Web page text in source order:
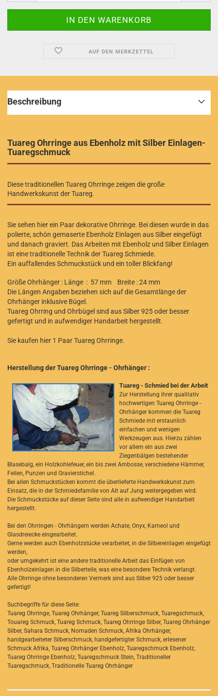
AUF DEN MERKZETTEL
Beschreibung
Tuareg Ohrringe aus Ebenholz mit Silber Einlagen-
Tuaregschmuck
Diese traditionellen Tuareg Ohrringe zeigen die große
Handwerkskunst der Tuareg.
Sie sehen hier ein Paar dekorative Ohrringe. Bei diesen wurde in das
polierte, schön gemaserte Ebenholz Einlagen aus Silber eingefügt
und danach graviert. Das Arbeiten mit Ebenholz und Silber Einlagen
ist eine traditionelle Technik der Tuareg Schmiede.
Ein auffallendes Schmuckstück und ein toller Blickfang!
Größe Ohrhänger : Länge : 57 mm Breite : 24 mm
Die Längen Angaben beziehen sich auf die Gesamtlänge der
Ohrhänger inklusive Bügel.
Tuareg Ohrring und Ohrbügel sind aus Silber 925 oder besser
gefertigt und in aufwendiger Handarbeit hergestellt.
Sie kaufen hier 1 Paar Tuareg Ohrringe.
Herstellung der Tuareg Ohrringe - Ohrhänger :
Tuareg - Schmied bei der Arbeit
Zur Herstellung ihrer qualitativ
hochwertigen Tuareg Ohrringe -
Ohrhänger kommen die Tuareg
Schmiede mit erstaunlich
einfachen und wenigen
Werkzeugen aus. Hierzu zählen
vor allem ein aus zwei
Ziegenbälgen bestehender
Blasebalg, ein Holzkohlefeuer, ein bis zwei Ambosse, verschiedene Hämmer,
Feilen, Punzen und Gravierstichel.
Bei allen Schmuckstücken kommt die überlieferte Handwerkskunst zum
Einsatz, die in der Schmiedefamilie von Alt auf Jung weitergegeben wird.
Die Schmuckstücke auf dieser Seite sind alle in aufwendiger Handarbeit
hergestellt.
Bei den Ohrringen - Ohrhängern werden Achate, Onyx, Karneol und
Glasdreiecke eingearbeitet.
Gerne werden auch Ebenholzstücke verarbeitet, in die Silbereinlagen eingefügt
werden,
oder umgekehrt ist eine andere traditionelle Arbeit das Einfügen von
Ebenholzeinlagen in die Silberteile, was eine besondere Technik verlangt.
Alle Ohrringe ohne besonderen Vermerk sind aus Silber 925 oder besser
gefertigt!
Suchbegriffe für diese Seite:
Tuareg Ohrringe, Tuareg Ohrhänger, Tuareg Silberschmuck, Tuaregschmuck,
Touareg Schmuck, Tuareg Schmuck, Tuareg Ohrringe Silber, Tuareg Ohrhänger
Silber, Sahara Schmuck, Nomaden Schmuck, Afrika Ohrhänger,
handgearbeiteter Silberschmuck, handgefertigter Schmuck, erlesener
Schmuck Afrika, Tuareg Ohrhänger Ebenholz, Tuaregschmuck Ebenholz,
Tuareg Ohrringe Ebenholz, Tuaregschmuck Stein, Traditioneller
Tuaregschmuck, Traditionelle Tuareg Ohrhänger